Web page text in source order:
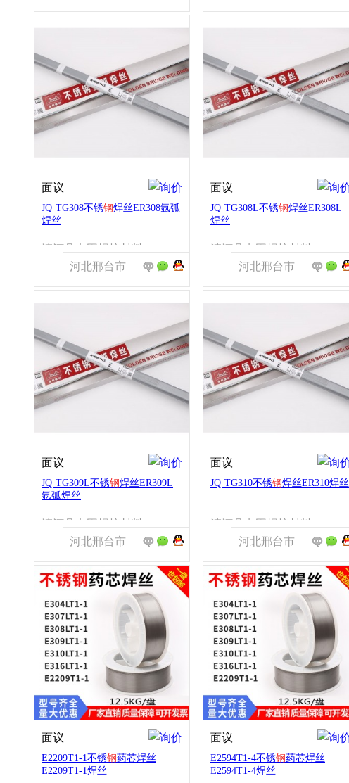
面议
JQ·TG308不锈钢焊丝ER308氩弧
焊丝
河北邢台市
面议
JQ·TG308L不锈钢焊丝ER308L
焊丝
河北邢台市
面议
JQ·TG309L不锈钢焊丝ER309L
氩弧焊丝
河北邢台市
面议
JQ·TG310不锈钢焊丝ER310焊丝
河北邢台市
面议
E2209T1-1不锈钢药芯焊丝
E2209T1-1焊丝
面议
E2594T1-4不锈钢药芯焊丝
E2594T1-4焊丝